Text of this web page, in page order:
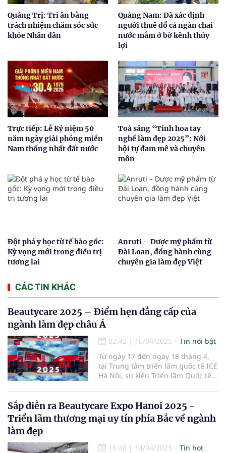
Quảng Trị: Tri ân bằng
trách nhiệm chăm sóc sức
khỏe Nhân dân
Quảng Nam: Đã xác định
người thuê đổ cả ngàn chai
nước mắm ở bờ kênh thủy
lợi
Trực tiếp: Lễ Kỷ niệm 50
năm ngày giải phóng miền
Nam thống nhất đất nước
Toả sáng “Tinh hoa tay
nghề làm đẹp 2025”: Nới
hội tự đam mê và chuyên
môn
Đột phá y học từ tế bào gốc:
Kỳ vọng mới trong điều trị
tương lai
Anruti – Dược mỹ phẩm từ
Đài Loan, đồng hành cùng
chuyên gia làm đẹp Việt
CÁC TIN KHÁC
Beautycare 2025 – Điểm hẹn đẳng cấp của
ngành làm đẹp châu Á
02:42 | 16/04/2025
Tin nổi bật
Từ ngày 17 đến ngày 18 tháng 4,
tại Trung tâm triển lãm quốc tế ICE
Hà Nội, sự kiện Triển lãm Quốc tế
"Vẻ đẹp bền vững – Công nghệ
định hình tương lai".
Sắp diễn ra Beautycare Expo Hanoi 2025 -
Triển lãm thương mại uy tín phía Bắc về ngành
làm đẹp
16:48 | 14/04/2025
Tin hot